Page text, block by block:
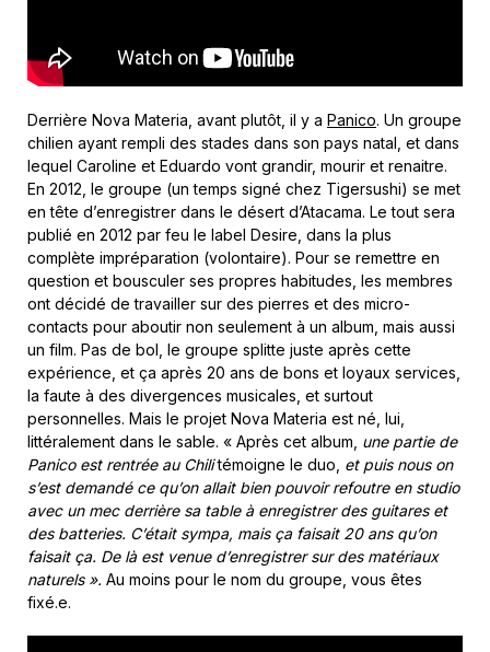
Derrière Nova Materia, avant plutôt, il y a Panico. Un groupe
chilien ayant rempli des stades dans son pays natal, et dans
lequel Caroline et Eduardo vont grandir, mourir et renaitre.
En 2012, le groupe (un temps signé chez Tigersushi) se met
en tête d’enregistrer dans le désert d’Atacama. Le tout sera
publié en 2012 par feu le label Desire, dans la plus
complète impréparation (volontaire). Pour se remettre en
question et bousculer ses propres habitudes, les membres
ont décidé de travailler sur des pierres et des micro-
contacts pour aboutir non seulement à un album, mais aussi
un film. Pas de bol, le groupe splitte juste après cette
expérience, et ça après 20 ans de bons et loyaux services,
la faute à des divergences musicales, et surtout
personnelles. Mais le projet Nova Materia est né, lui,
littéralement dans le sable. « Après cet album, une partie de
Panico est rentrée au Chilitémoigne le duo, et puis nous on
s’est demandé ce qu’on allait bien pouvoir refoutre en studio
avec un mec derrière sa table à enregistrer des guitares et
des batteries. C’était sympa, mais ça faisait 20 ans qu’on
faisait ça. De là est venue d’enregistrer sur des matériaux
naturels ». Au moins pour le nom du groupe, vous êtes
fixé.e.